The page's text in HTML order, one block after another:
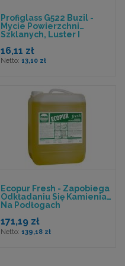
Profiglass G522 Buzil -
Mycie Powierzchni
Szklanych, Luster I
16,11 zł
13,10 zł
Ecopur Fresh - Zapobiega
Odkładaniu Się Kamienia
Na Podłogach
171,19 zł
139,18 zł